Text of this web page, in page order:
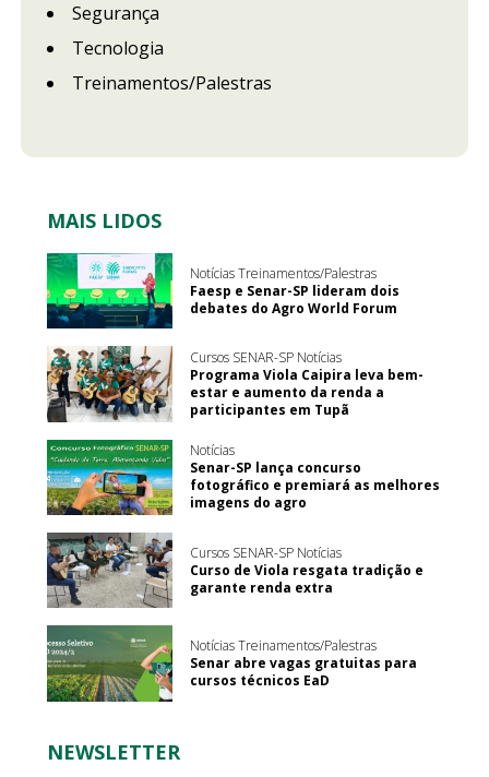
Segurança
Tecnologia
Treinamentos/Palestras
MAIS LIDOS
Notícias Treinamentos/Palestras
Faesp e Senar-SP lideram dois
debates do Agro World Forum
Cursos SENAR-SP Notícias
Programa Viola Caipira leva bem-
estar e aumento da renda a
participantes em Tupã
Notícias
Senar-SP lança concurso
fotográfico e premiará as melhores
imagens do agro
Cursos SENAR-SP Notícias
Curso de Viola resgata tradição e
garante renda extra
Notícias Treinamentos/Palestras
Senar abre vagas gratuitas para
cursos técnicos EaD
NEWSLETTER